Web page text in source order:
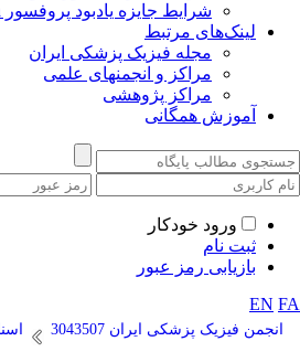
شرایط جایزه یادبود پروفسور Kiyonari Inamura
لینک‌های مرتبط
مجله فیزیک پزشکی ایران
مراکز و انجمنهای علمی
مراکز پژوهشی
آموزش همگانی
ورود خودکار
ثبت نام
بازیابی رمز عبور
EN
انجمن فیزیک پزشکی ایران 3043507
اسناد